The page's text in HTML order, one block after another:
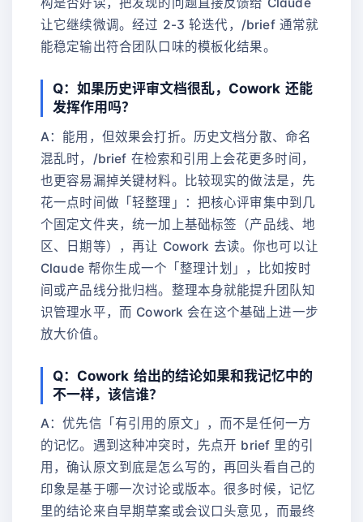
让它继续微调。经过 2-3 轮迭代，/brief 通常就
能稳定输出符合团队口味的模板化结果。
Q：如果历史评审文档很乱，Cowork 还能
发挥作用吗？
A：能用，但效果会打折。历史文档分散、命名
混乱时，/brief 在检索和引用上会花更多时间，
也更容易漏掉关键材料。比较现实的做法是，先
花一点时间做「轻整理」：把核心评审集中到几
个固定文件夹，统一加上基础标签（产品线、地
区、日期等），再让 Cowork 去读。你也可以让
Claude 帮你生成一个「整理计划」，比如按时
间或产品线分批归档。整理本身就能提升团队知
识管理水平，而 Cowork 会在这个基础上进一步
放大价值。
Q：Cowork 给出的结论如果和我记忆中的
不一样，该信谁？
A：优先信「有引用的原文」，而不是任何一方
的记忆。遇到这种冲突时，先点开 brief 里的引
用，确认原文到底是怎么写的，再回头看自己的
印象是基于哪一次讨论或版本。很多时候，记忆
里的结论来自早期草案或会议口头意见，而最终